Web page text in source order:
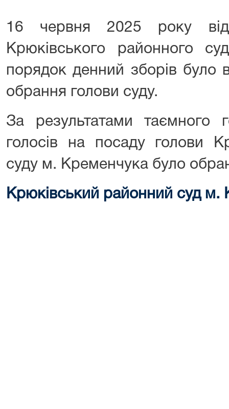
16 червня 2025 року
Крюківського районного
порядок денний зборів було
обрання голови суду.
За результатами таємного
голосів на посаду голови
суду м. Кременчука було
Крюківський районний суд м.